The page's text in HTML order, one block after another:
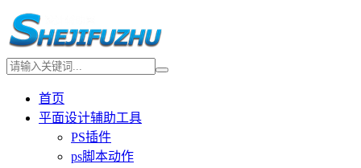
首页
平面设计辅助工具
PS插件
ps脚本动作